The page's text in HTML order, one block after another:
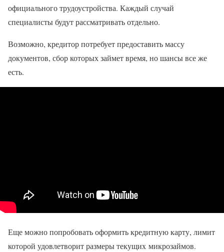
официального трудоустройства. Каждый случай
специалисты будут рассматривать отдельно.
Возможно, кредитор потребует предоставить массу
документов, сбор которых займет время, но шансы все же
есть.
Еще можно попробовать оформить кредитную карту, лимит
которой удовлетворит размеры текущих микрозаймов.